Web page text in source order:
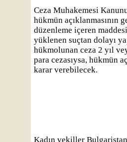
Ceza Muhakemesi
hükmün açıklanmasının
düzenleme içeren
yüklenen suçtan dolayı
hükmolunan ceza 2 yıl
para cezasıysa, hükmün
karar verebilecek.
Kadın vekiller